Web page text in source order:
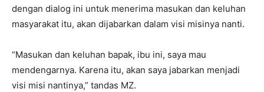
dengan dialog ini untuk menerima masukan dan keluhan
masyarakat itu, akan dijabarkan dalam visi misinya nanti.
“Masukan dan keluhan bapak, ibu ini, saya mau
mendengarnya. Karena itu, akan saya jabarkan menjadi
visi misi nantinya,” tandas MZ.